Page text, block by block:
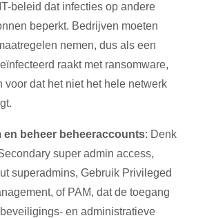
beleid dat infecties op andere
beperkt. Bedrijven moeten
nemen, dus als een
raakt met ransomware,
voor dat het niet het hele netwerk
en beheer beheeraccounts: Denk
super admin access,
superadmins, Gebruik Privileged
of PAM, dat de toegang
en administratieve